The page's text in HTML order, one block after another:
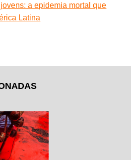
a epidemia mortal que
Latina